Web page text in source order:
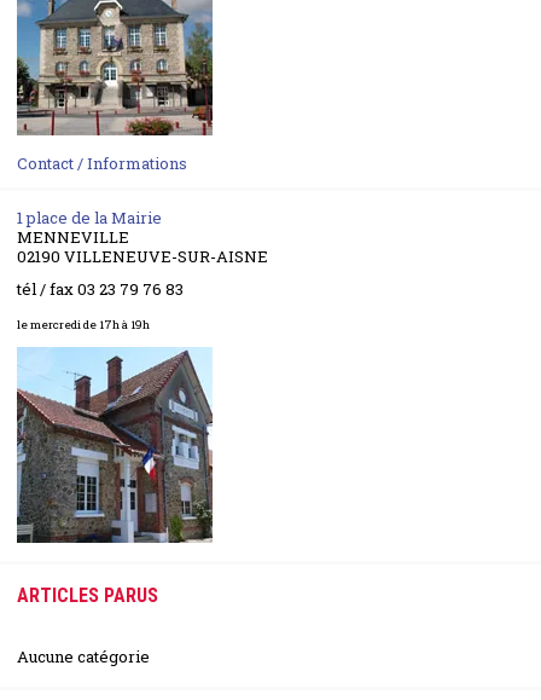
Contact / Informations
1 place de la Mairie
MENNEVILLE
02190 VILLENEUVE-SUR-AISNE
tél / fax 03 23 79 76 83
le mercredi de 17h à 19h
ARTICLES PARUS
Aucune catégorie